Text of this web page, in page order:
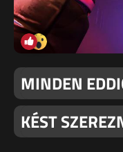
MINDEN
KÉST